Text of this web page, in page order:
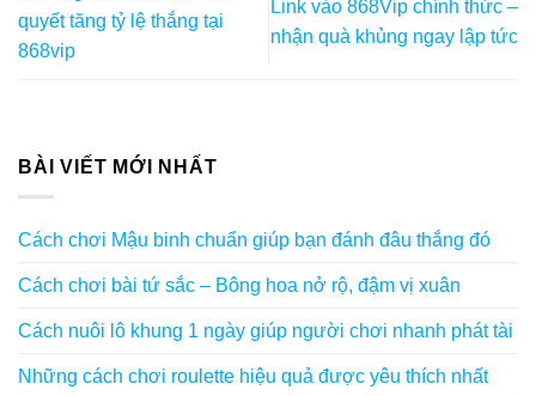
quyết tăng tỷ lệ thắng tại
868vip
Link vào 868Vip chính thức –
nhận quà khủng ngay lập tức
BÀI VIẾT MỚI NHẤT
Cách chơi Mậu binh chuẩn giúp bạn đánh đâu thắng đó
Cách chơi bài tứ sắc – Bông hoa nở rộ, đậm vị xuân
Cách nuôi lô khung 1 ngày giúp người chơi nhanh phát tài
Những cách chơi roulette hiệu quả được yêu thích nhất